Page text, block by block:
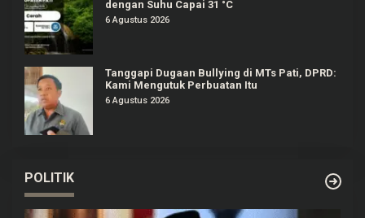
dengan Suhu Capai 31 °C
6 Agustus 2026
Tanggapi Dugaan Bullying di MTs Pati, DPRD:
Kami Mengutuk Perbuatan Itu
6 Agustus 2026
POLITIK